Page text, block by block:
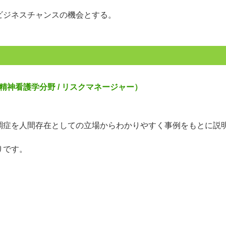
ネスチャンスの機会とする。
神看護学分野 / リスクマネージャー）
を人間存在としての立場からわかりやすく事例をもとに説
す。